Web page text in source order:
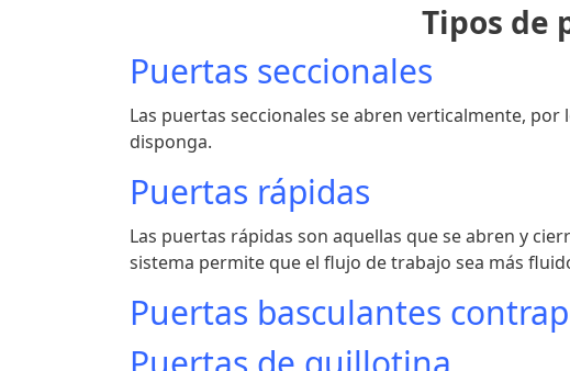
Tipos de
Puertas seccionales
Las puertas seccionales se abren verticalmente,
disponga.
Puertas rápidas
Las puertas rápidas son aquellas que se abren y
sistema permite que el flujo de trabajo sea más
Puertas basculantes